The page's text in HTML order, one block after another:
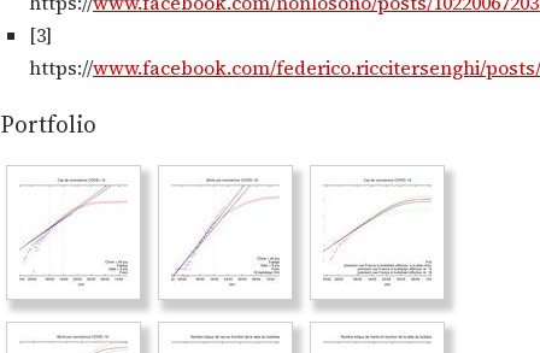
[3]
https://www.facebook.com/federico.riccitersenghi/posts/
Portfolio